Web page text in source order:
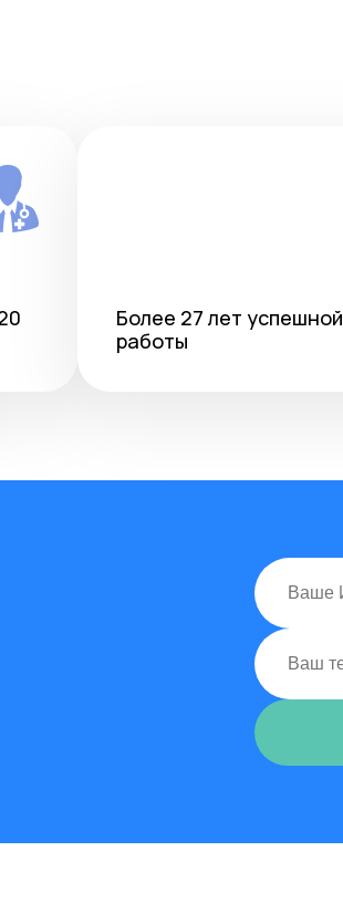
Более 27 лет успешной
работы